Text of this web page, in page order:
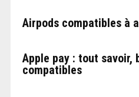
Airpods compatibles à
Apple pay : tout savoir,
compatibles